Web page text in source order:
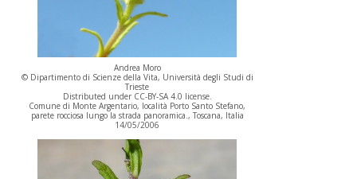
Andrea Moro
© Dipartimento di Scienze della Vita, Università degli Studi di
Trieste
Distributed under CC-BY-SA 4.0 license.
Comune di Monte Argentario, località Porto Santo Stefano,
parete rocciosa lungo la strada panoramica., Toscana, Italia
14/05/2006